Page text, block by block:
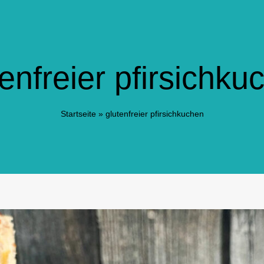
Startseite » glutenfreier pfirsichkuchen